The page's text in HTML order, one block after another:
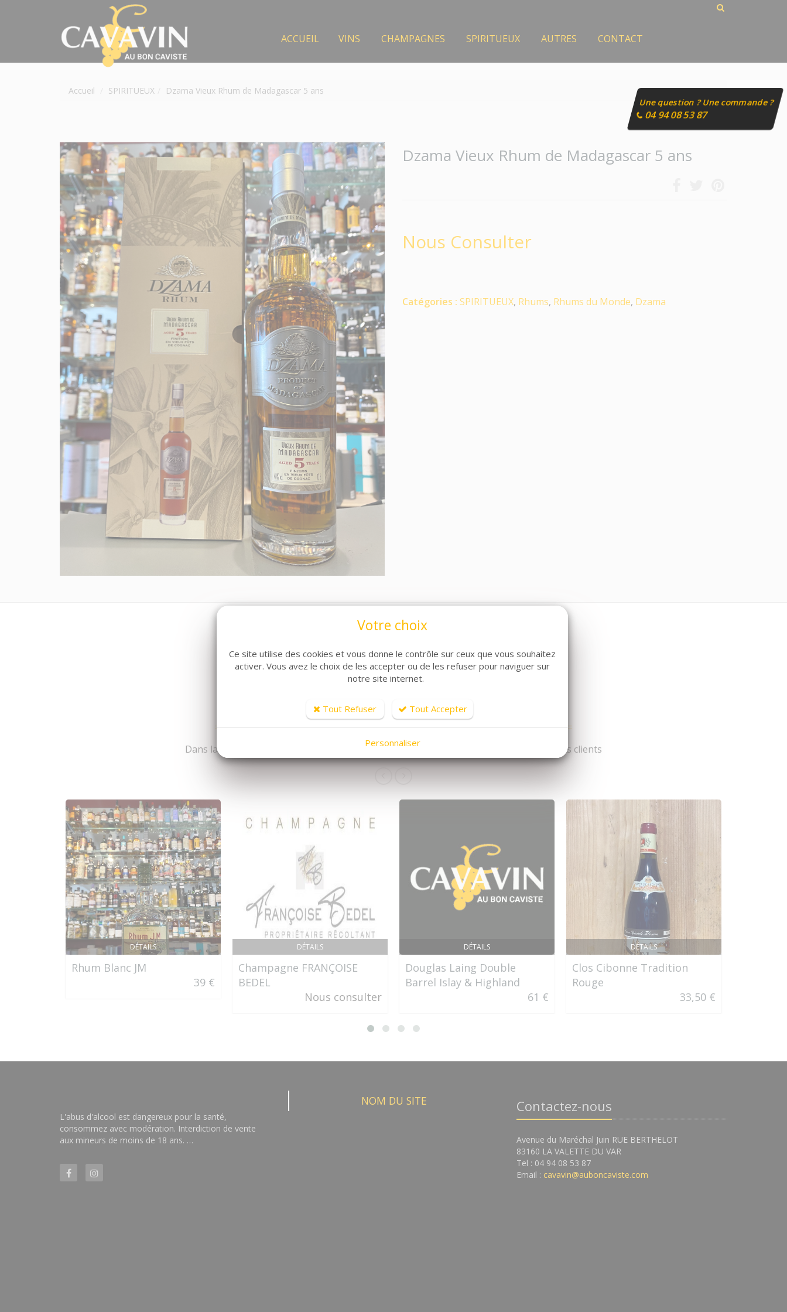
ACCUEIL VINS CHAMPAGNES SPIRITUEUX AUTRES CONTACT
Accueil SPIRITUEUX Dzama Vieux Rhum de Madagascar 5 ans
Dzama Vieux Rhum de Madagascar 5 ans
Nous Consulter
Catégories : SPIRITUEUX, Rhums, Rhums du Monde, Dzama
ARTICLES CONNEXES
Dans la même famille de produits, découvrez également ces produits plébiscités par nos clients
DÉTAILS
Rhum Blanc JM
39 €
DÉTAILS
Champagne FRANÇOISE
BEDEL
Nous consulter
DÉTAILS
Douglas Laing Double
Barrel Islay & Highland
61 €
DÉTAILS
Clos Cibonne Tradition
Rouge
33,50 €
L'abus d'alcool est dangereux pour la santé,
consommez avec modération. Interdiction de vente
aux mineurs de moins de 18 ans. …
NOM DU SITE Contactez-nous
Avenue du Maréchal Juin RUE BERTHELOT
83160 LA VALETTE DU VAR
Tel : 04 94 08 53 87
Email : cavavin@auboncaviste.com
Une question ? Une commande ?
04 94 08 53 87
Votre choix
Ce site utilise des cookies et vous donne le contrôle sur ceux que vous souhaitez
activer. Vous avez le choix de les accepter ou de les refuser pour naviguer sur
notre site internet.
Tout Refuser Tout Accepter
Personnaliser